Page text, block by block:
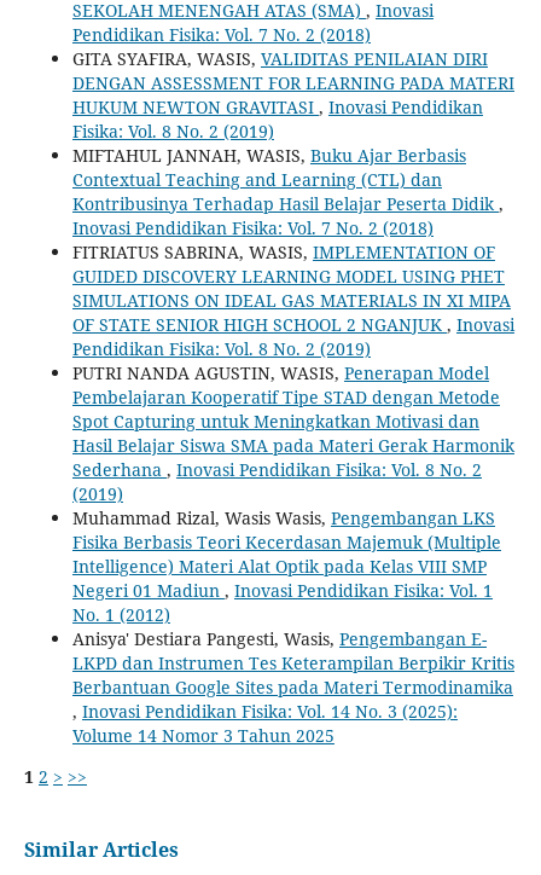
SEKOLAH MENENGAH ATAS (SMA) , Inovasi
Pendidikan Fisika: Vol. 7 No. 2 (2018)
GITA SYAFIRA, WASIS, VALIDITAS PENILAIAN DIRI
DENGAN ASSESSMENT FOR LEARNING PADA MATERI
HUKUM NEWTON GRAVITASI , Inovasi Pendidikan
Fisika: Vol. 8 No. 2 (2019)
MIFTAHUL JANNAH, WASIS, Buku Ajar Berbasis
Contextual Teaching and Learning (CTL) dan
Kontribusinya Terhadap Hasil Belajar Peserta Didik,
Inovasi Pendidikan Fisika: Vol. 7 No. 2 (2018)
FITRIATUS SABRINA, WASIS, IMPLEMENTATION OF
GUIDED DISCOVERY LEARNING MODEL USING PHET
SIMULATIONS ON IDEAL GAS MATERIALS IN XI MIPA
OF STATE SENIOR HIGH SCHOOL 2 NGANJUK , Inovasi
Pendidikan Fisika: Vol. 8 No. 2 (2019)
PUTRI NANDA AGUSTIN, WASIS, Penerapan Model
Pembelajaran Kooperatif Tipe STAD dengan Metode
Spot Capturing untuk Meningkatkan Motivasi dan
Hasil Belajar Siswa SMA pada Materi Gerak Harmonik
Sederhana , Inovasi Pendidikan Fisika: Vol. 8 No. 2
(2019)
Muhammad Rizal, Wasis Wasis, Pengembangan LKS
Fisika Berbasis Teori Kecerdasan Majemuk (Multiple
Intelligence) Materi ‎Alat Optik pada Kelas VIII SMP
Negeri 01 Madiun , Inovasi Pendidikan Fisika: Vol. 1
No. 1 (2012)
Anisya' Destiara Pangesti, Wasis, Pengembangan E-
LKPD dan Instrumen Tes Keterampilan Berpikir Kritis
Berbantuan Google Sites pada Materi Termodinamika
, Inovasi Pendidikan Fisika: Vol. 14 No. 3 (2025):
Volume 14 Nomor 3 Tahun 2025
1 2 > >>
Similar Articles